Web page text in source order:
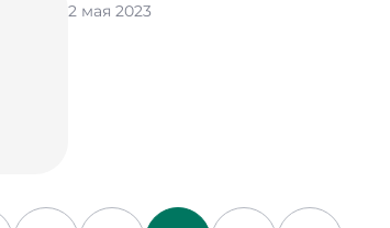
2 мая 2023